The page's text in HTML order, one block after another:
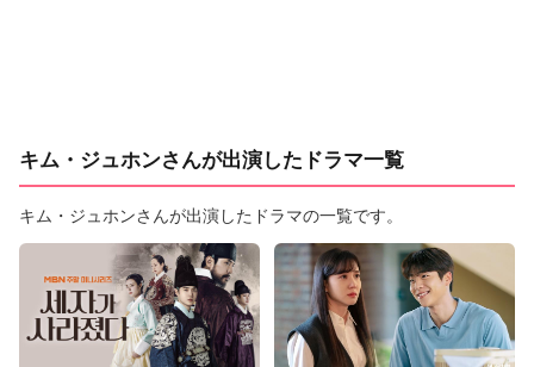
キム・ジュホンさんが出演したドラマ一覧
キム・ジュホンさんが出演したドラマの一覧です。